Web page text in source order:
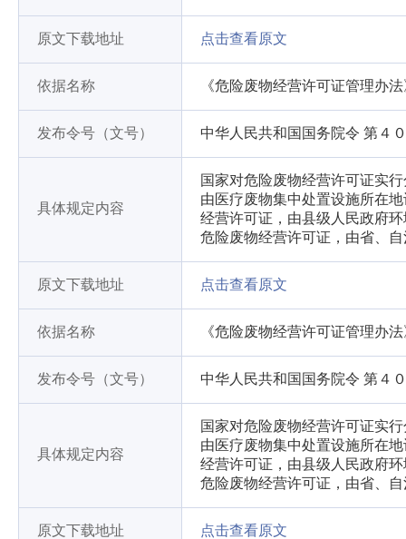
原文下载地址 点击查看原文
依据名称 《危险废物经营许可证管理办
发布令号（文号） 中华人民共和国国务院令 第４
具体规定内容
国家对危险废物经营许可证实
由医疗废物集中处置设施所在
经营许可证，由县级人民政府
危险废物经营许可证，由省、
原文下载地址 点击查看原文
依据名称 《危险废物经营许可证管理办
发布令号（文号） 中华人民共和国国务院令 第４
具体规定内容
国家对危险废物经营许可证实
由医疗废物集中处置设施所在
经营许可证，由县级人民政府
危险废物经营许可证，由省、
原文下载地址 点击查看原文